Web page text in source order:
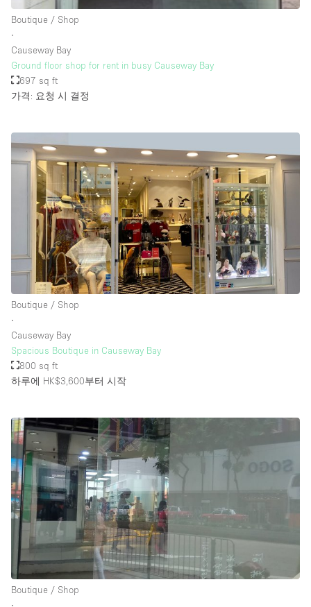
Security System
Smoking Area
Sound & Video Equipment
Soundproof
Street Level
Stunning View
Terrace
Toilets
Water Access
Whitebox / Minimal
Window Display
층 / 접근성:
지하층
위치한 거리
쇼핑몰
테라스
윗층
기타
Boutique / Shop
∙
Causeway Bay
Ground floor shop for rent in busy Causeway Bay
697 sq ft
가격: 요청 시 결정
Boutique / Shop
∙
Causeway Bay
Spacious Boutique in Causeway Bay
800 sq ft
하루에 HK$3,600부터 시작
Boutique / Shop
∙